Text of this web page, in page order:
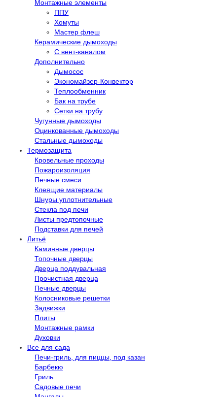
Монтажные элементы
ППУ
Хомуты
Мастер флеш
Керамические дымоходы
С вент-каналом
Дополнительно
Дымосос
Экономайзер-Конвектор
Теплообменник
Бак на трубе
Сетки на трубу
Чугунные дымоходы
Оцинкованные дымоходы
Стальные дымоходы
Термозащита
Кровельные проходы
Пожароизоляция
Печные смеси
Клеящие материалы
Шнуры уплотнительные
Стекла под печи
Листы предтопочные
Подставки для печей
Литьё
Каминные дверцы
Топочные дверцы
Дверца поддувальная
Прочистная дверца
Печные дверцы
Колосниковые решетки
Задвижки
Плиты
Монтажные рамки
Духовки
Все для сада
Печи-гриль, для пиццы, под казан
Барбекю
Гриль
Садовые печи